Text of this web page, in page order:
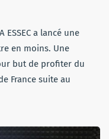
ESSEC a lancé une
en moins. Une
but de profiter du
France suite au